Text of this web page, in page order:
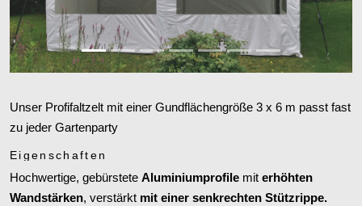
Unser Profifaltzelt mit einer Gundflächengröße 3 x 6 m passt fast
zu jeder Gartenparty
Eigenschaften
Hochwertige, gebürstete Aluminiumprofile mit erhöhten
Wandstärken, verstärkt mit einer senkrechten Stützrippe.